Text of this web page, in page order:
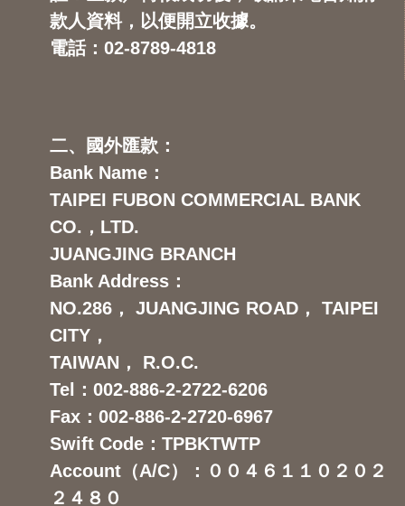
款人資料，以便開立收據。
電話：02-8789-4818
二、國外匯款：
Bank Name：
TAIPEI FUBON COMMERCIAL BANK
CO.，LTD.
JUANGJING BRANCH
Bank Address：
NO.286， JUANGJING ROAD， TAIPEI
CITY，
TAIWAN， R.O.C.
Tel：002-886-2-2722-6206
Fax：002-886-2-2720-6967
Swift Code：TPBKTWTP
Account（A/C）：００４６１１０２０２
２４８０